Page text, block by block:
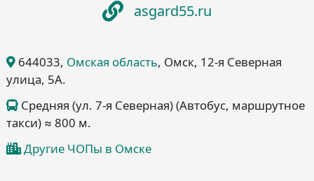
asgard55.ru
644033, Омская область, Омск, 12-я Северная
улица, 5А.
Средняя (ул. 7-я Северная) (Автобус, маршрутное
такси) ≈ 800 м.
Другие ЧОПы в Омске